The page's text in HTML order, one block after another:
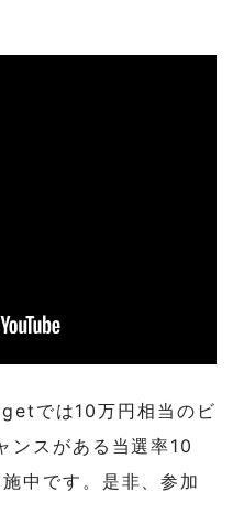
では10万円相当のビ
ンスがある当選率10
中です。是非、参加